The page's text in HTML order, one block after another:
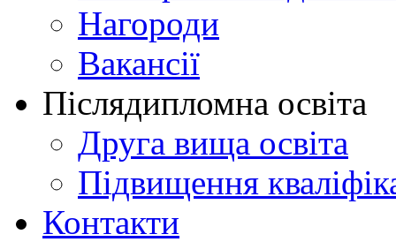
Нагороди
Вакансії
Післядипломна освіта
Друга вища освіта
Підвищення
Контакти